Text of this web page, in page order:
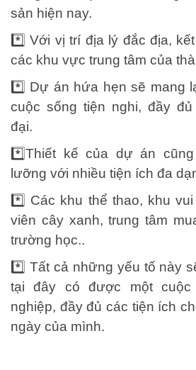
sản hiện nay.
*️⃣ Với vị trí địa lý đắc địa,
các khu vực trung tâm của
*️⃣ Dự án hứa hẹn sẽ mang
cuộc sống tiện nghi, đầy
đại.
*️⃣Thiết kế của dự án
lưỡng với nhiều tiện ích đa
*️⃣ Các khu thể thao, khu
viên cây xanh, trung tâm
trường học..
*️⃣ Tất cả những yếu tố này
tại đây có được một
nghiệp, đầy đủ các tiện ích
ngày của mình.